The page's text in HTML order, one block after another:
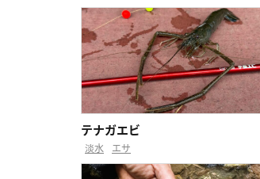
テナガエビ
淡水 エサ